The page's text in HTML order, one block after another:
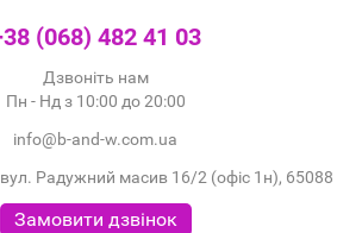
(068) 482 41 03
Дзвоніть нам
Пн - Нд з 10:00 до 20:00
info@b-and-w.com.ua
Радужний масив 16/2 (офіс 1н), 65088
Замовити дзвінок